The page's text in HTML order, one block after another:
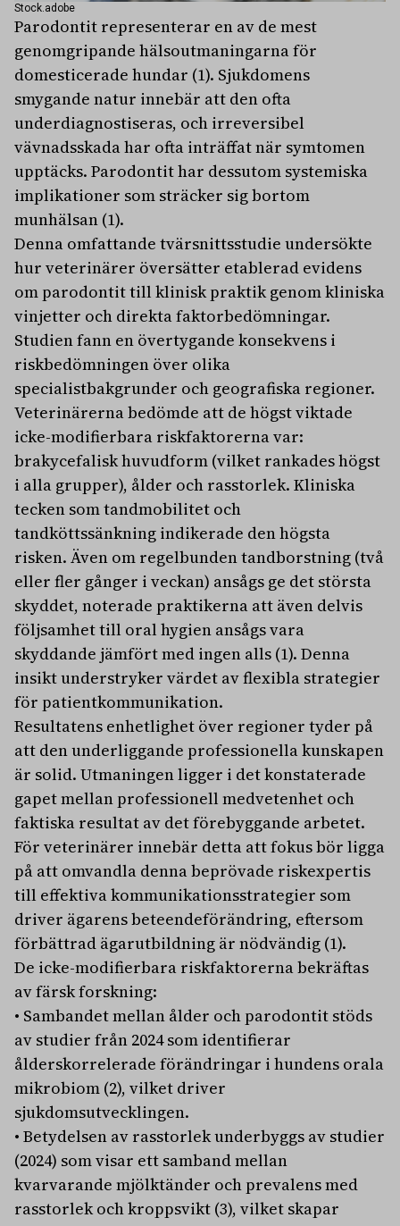
Stock.adobe
Parodontit representerar en av de mest
genomgripande hälsoutmaningarna för
domesticerade hundar (1). Sjukdomens
smygande natur innebär att den ofta
underdiagnostiseras, och irreversibel
vävnadsskada har ofta inträffat när symtomen
upptäcks. Parodontit har dessutom systemiska
implikationer som sträcker sig bortom
munhälsan (1).
Denna omfattande tvärsnittsstudie undersökte
hur veterinärer översätter etablerad evidens
om parodontit till klinisk praktik genom kliniska
vinjetter och direkta faktorbedömningar.
Studien fann en övertygande konsekvens i
riskbedömningen över olika
specialistbakgrunder och geografiska regioner.
Veterinärerna bedömde att de högst viktade
icke-modifierbara riskfaktorerna var:
brakycefalisk huvudform (vilket rankades högst
i alla grupper), ålder och rasstorlek. Kliniska
tecken som tandmobilitet och
tandköttssänkning indikerade den högsta
risken. Även om regelbunden tandborstning (två
eller fler gånger i veckan) ansågs ge det största
skyddet, noterade praktikerna att även delvis
följsamhet till oral hygien ansågs vara
skyddande jämfört med ingen alls (1). Denna
insikt understryker värdet av flexibla strategier
för patientkommunikation.
Resultatens enhetlighet över regioner tyder på
att den underliggande professionella kunskapen
är solid. Utmaningen ligger i det konstaterade
gapet mellan professionell medvetenhet och
faktiska resultat av det förebyggande arbetet.
För veterinärer innebär detta att fokus bör ligga
på att omvandla denna beprövade riskexpertis
till effektiva kommunikationsstrategier som
driver ägarens beteendeförändring, eftersom
förbättrad ägarutbildning är nödvändig (1).
De icke-modifierbara riskfaktorerna bekräftas
av färsk forskning:
• Sambandet mellan ålder och parodontit stöds
av studier från 2024 som identifierar
ålderskorrelerade förändringar i hundens orala
mikrobiom (2), vilket driver
sjukdomsutvecklingen.
• Betydelsen av rasstorlek underbyggs av studier
(2024) som visar ett samband mellan
kvarvarande mjölktänder och prevalens med
rasstorlek och kroppsvikt (3), vilket skapar